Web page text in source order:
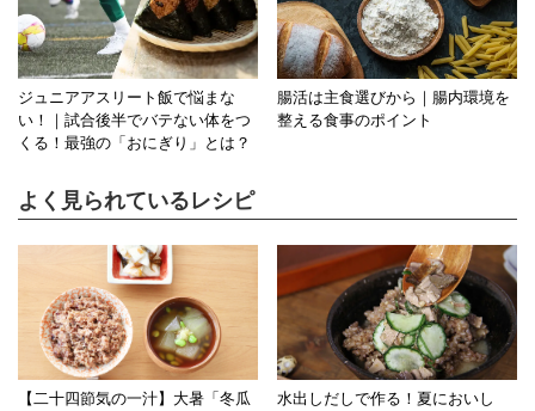
ジュニアアスリート飯で悩まな
い！｜試合後半でバテない体をつ
くる！最強の「おにぎり」とは？
腸活は主食選びから｜腸内環境を
整える食事のポイント
よく見られているレシピ
【二十四節気の一汁】大暑「冬瓜
水出しだしで作る！夏においし